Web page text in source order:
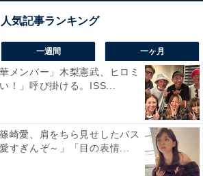
一週間 一ヶ月
メンバー」木梨憲武、ヒロミ
！」呼び掛ける。ISS...
崎愛、肩をちら見せしたバス
すぎんぞ～」「目の表情...